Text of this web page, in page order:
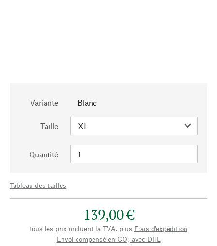
Variante Blanc
Taille
Quantité
Tableau des tailles
139,00 €
tous les prix incluent la TVA, plus Frais d'expédition
Envoi compensé en CO₂ avec DHL